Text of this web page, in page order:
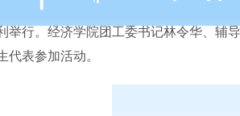
8日晚，经济学院第十届＂立德树
举行。经济学院团工委书记林令华、辅
代表参加活动。